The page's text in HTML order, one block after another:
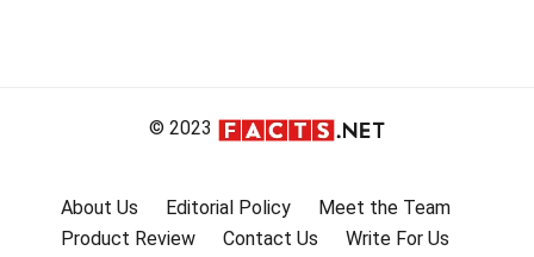
© 2023
About Us Editorial Policy
Meet the Team
Product Review
Contact Us
Write For Us